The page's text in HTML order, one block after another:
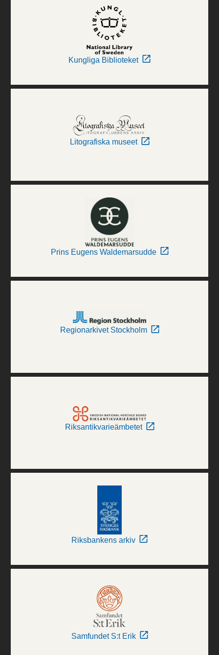
Kungliga Biblioteket
Litografiska museet
Prins Eugens Waldemarsudde
Regionarkivet Stockholm
Riksantikvarieämbetet
Riksbankens arkiv
Samfundet S:t Erik